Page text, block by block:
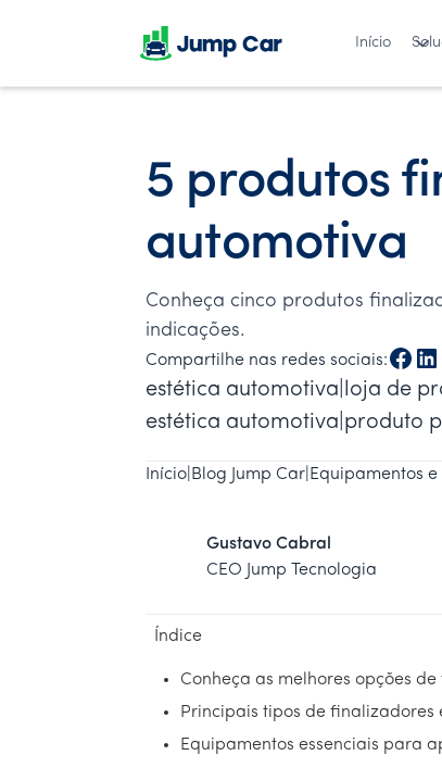
Início
5 produtos
automotiva
Conheça cinco produtos
indicações.
Compartilhe nas redes sociais:
estética automotiva|loja de
estética automotiva|produto
Início Blog Jump Car Equipamentos
Gustavo Cabral
CEO Jump Tecnologia
Índice
Conheça as melhores opções
Principais tipos de finalizadores
Equipamentos essenciais para